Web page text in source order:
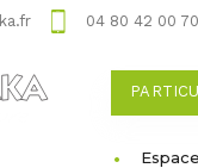
04 80 42 00 70